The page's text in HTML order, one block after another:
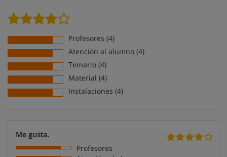
Profesores (4)
Atención al alumno (4)
Temario (4)
Material (4)
Instalaciones (4)
Me gusta.
Profesores